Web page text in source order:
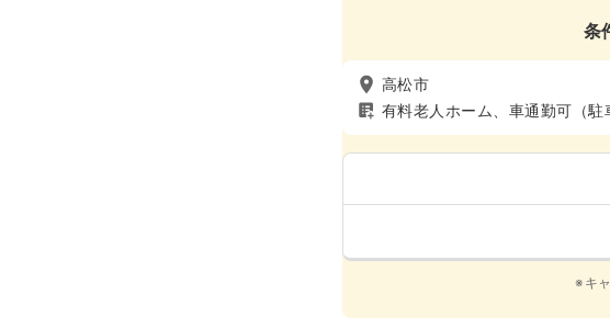
条
高松市
有料老人ホーム、車通勤可（駐
※キ